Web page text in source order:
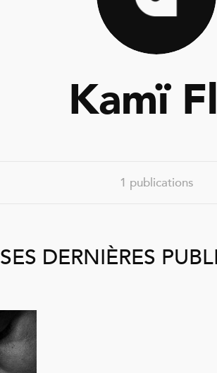
Kamï
1 publications
SES DERNIÈRES